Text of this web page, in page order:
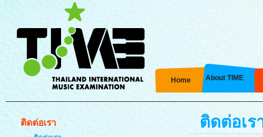
Home
About TIME
ติดต่อเรา ติดต่อเร